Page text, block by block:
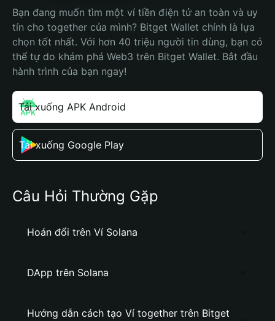
Bạn đang muốn tìm một ví tiền điện tử an toàn và uy
tín cho together của mình? Bitget Wallet chính là lựa
chọn tốt nhất. Với hơn 40 triệu người tin dùng, bạn có
thể tự do khám phá Web3 trên Bitget Wallet. Bắt đầu
hành trình của bạn ngay!
Tải xuống APK Android
Tải xuống Google Play
Câu Hỏi Thường Gặp
Hoán đổi trên Ví Solana
DApp trên Solana
Hướng dẫn cách tạo Ví together trên Bitget